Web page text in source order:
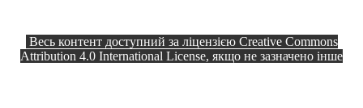
Весь контент доступний за ліцензією Creative Commons
Attribution 4.0 International License, якщо не зазначено інше